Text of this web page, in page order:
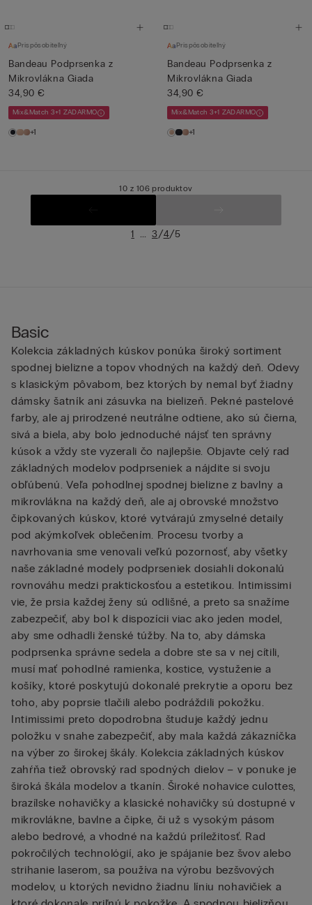
Prispôsobiteľný
Bandeau Podprsenka z
Mikrovlákna Giada
34,90 €
Mix&Match 3+1 ZADARMO
+1
Prispôsobiteľný
Bandeau Podprsenka z
Mikrovlákna Giada
34,90 €
Mix&Match 3+1 ZADARMO
+1
10 z 106 produktov
1 ... 3/4/5
Basic
Kolekcia základných kúskov ponúka široký sortiment
spodnej bielizne a topov vhodných na každý deň. Odevy
s klasickým pôvabom, bez ktorých by nemal byť žiadny
dámsky šatník ani zásuvka na bielizeň. Pekné pastelové
farby, ale aj prirodzené neutrálne odtiene, ako sú čierna,
sivá a biela, aby bolo jednoduché nájsť ten správny
kúsok a vždy ste vyzerali čo najlepšie. Objavte celý rad
základných modelov podprseniek a nájdite si svoju
obľúbenú. Veľa pohodlnej spodnej bielizne z bavlny a
mikrovlákna na každý deň, ale aj obrovské množstvo
čipkovaných kúskov, ktoré vytvárajú zmyselné detaily
pod akýmkoľvek oblečením. Procesu tvorby a
navrhovania sme venovali veľkú pozornosť, aby všetky
naše základné modely podprseniek dosiahli dokonalú
rovnováhu medzi praktickosťou a estetikou. Intimissimi
vie, že prsia každej ženy sú odlišné, a preto sa snažíme
zabezpečiť, aby bol k dispozícii viac ako jeden model,
aby sme odhadli ženské túžby. Na to, aby dámska
podprsenka správne sedela a dobre ste sa v nej cítili,
musí mať pohodlné ramienka, kostice, vystuženie a
košíky, ktoré poskytujú dokonalé prekrytie a oporu bez
toho, aby poprsie tlačili alebo podráždili pokožku.
Intimissimi preto dopodrobna študuje každý jednu
položku v snahe zabezpečiť, aby mala každá zákazníčka
na výber zo širokej škály. Kolekcia základných kúskov
zahŕňa tiež obrovský rad spodných dielov – v ponuke je
široká škála modelov a tkanín. Široké nohavice culottes,
brazílske nohavičky a klasické nohavičky sú dostupné v
mikrovlákne, bavlne a čipke, či už s vysokým pásom
alebo bedrové, a vhodné na každú príležitosť. Rad
pokročilých technológií, ako je spájanie bez švov alebo
strihanie laserom, sa používa na výrobu bezšvových
modelov, u ktorých nevidno žiadnu líniu nohavičiek a